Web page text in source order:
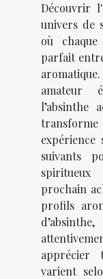
Découvrir
univers de
où
parfait
amateur
l’absinthe
expérience
suivants
prochain
profils
apprécier
varient